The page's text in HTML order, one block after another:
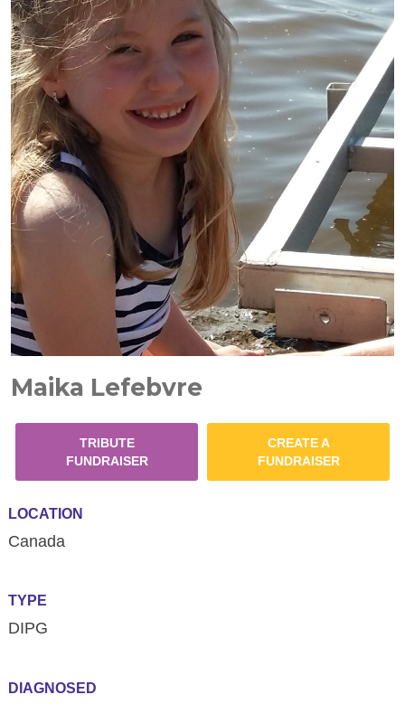
Maika Lefebvre
TRIBUTE
FUNDRAISER
CREATE A
FUNDRAISER
LOCATION
Canada
TYPE
DIPG
DIAGNOSED